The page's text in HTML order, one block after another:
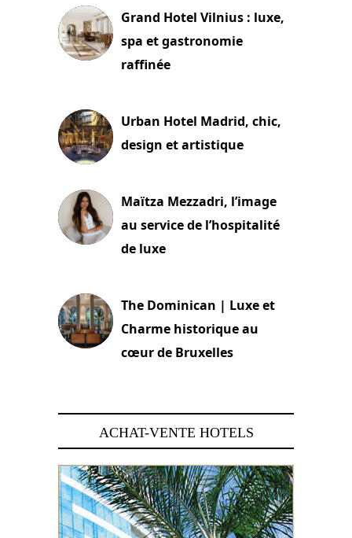
Grand Hotel Vilnius : luxe,
spa et gastronomie
raffinée
Urban Hotel Madrid, chic,
design et artistique
Maïtza Mezzadri, l’image
au service de l’hospitalité
de luxe
The Dominican | Luxe et
Charme historique au
cœur de Bruxelles
ACHAT-VENTE HOTELS